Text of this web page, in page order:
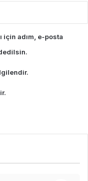
için adım, e-posta